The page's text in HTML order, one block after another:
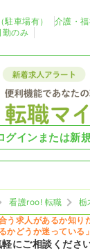
駐車場有） 介護・
勤のみ
グインまたは新
看護roo! 転職 栃
う求人があるか知り
るかどうか迷っている
軽にご相談くださ